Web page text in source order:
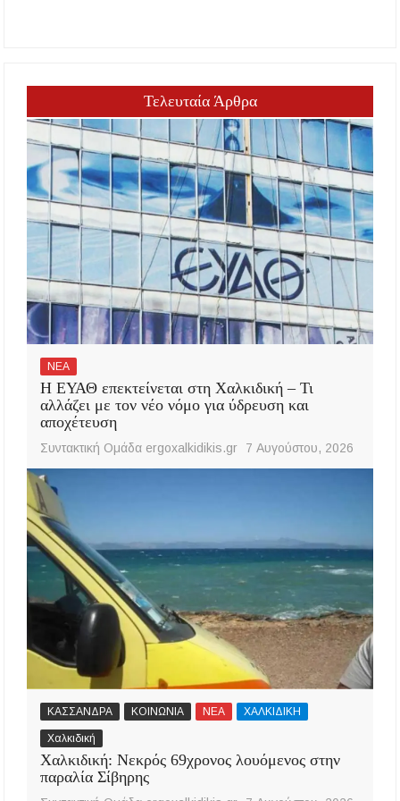
Τελευταία Άρθρα
ΝΕΑ
Η ΕΥΑΘ επεκτείνεται στη Χαλκιδική – Τι
αλλάζει με τον νέο νόμο για ύδρευση και
αποχέτευση
Συντακτική Ομάδα ergoxalkidikis.gr 7 Αυγούστου, 2026
ΚΑΣΣΑΝΔΡΑ ΚΟΙΝΩΝΙΑ ΝΕΑ ΧΑΛΚΙΔΙΚΗ
Χαλκιδική
Χαλκιδική: Νεκρός 69χρονος λουόμενος στην
παραλία Σίβηρης